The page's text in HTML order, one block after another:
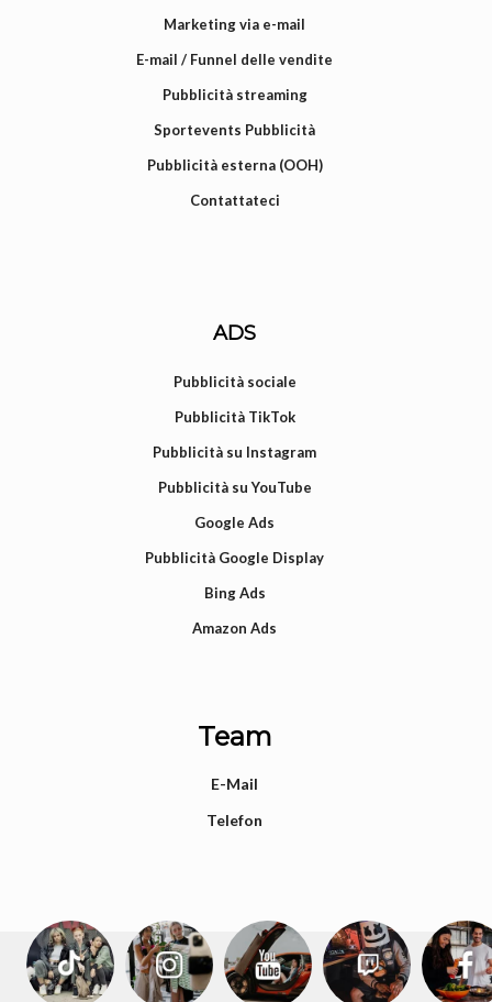
Marketing via e-mail
E-mail / Funnel delle vendite
Pubblicità streaming
Sportevents Pubblicità
Pubblicità esterna (OOH)
Contattateci
ADS
Pubblicità sociale
Pubblicità TikTok
Pubblicità su Instagram
Pubblicità su YouTube
Google Ads
Pubblicità Google Display
Bing Ads
Amazon Ads
Team
E-Mail
Telefon